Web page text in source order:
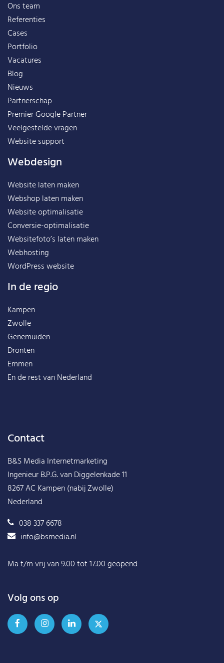
Ons team
Referenties
Cases
Portfolio
Vacatures
Blog
Nieuws
Partnerschap
Premier Google Partner
Veelgestelde vragen
Website support
Webdesign
Website laten maken
Webshop laten maken
Website optimalisatie
Conversie-optimalisatie
Websitefoto’s laten maken
Webhosting
WordPress website
In de regio
Kampen
Zwolle
Genemuiden
Dronten
Emmen
En de rest vanNederland
Contact
B&S Media Internetmarketing
Ingenieur B.P.G. van Diggelenkade 11
8267 AC Kampen (nabij Zwolle)
Nederland
038 337 6678
info@bsmedia.nl
Ma t/m vrij van 9.00 tot 17.00 geopend
Volg ons op